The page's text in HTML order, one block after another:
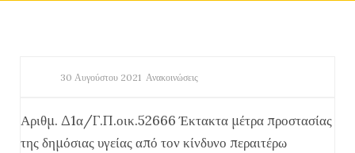
30 Αυγούστου 2021 Ανακοινώσεις
Αριθμ. Δ1α/Γ.Π.οικ.52666 Έκτακτα μέτρα προστασίας
της δημόσιας υγείας από τον κίνδυνο περαιτέρω